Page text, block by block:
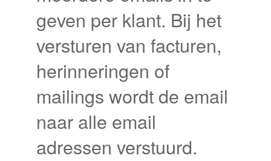
geven per klant. Bij het
versturen van facturen,
herinneringen of
mailings wordt de email
naar alle email
adressen verstuurd.